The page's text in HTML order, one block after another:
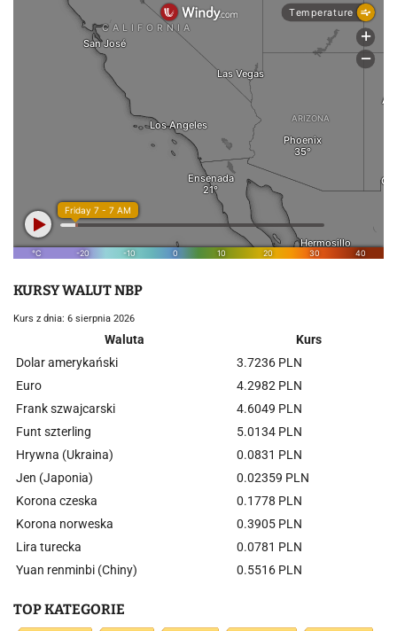
KURSY WALUT NBP
Kurs z dnia: 6 sierpnia 2026
Waluta
Kurs
Dolar amerykański
3.7236 PLN
Euro
4.2982 PLN
Frank szwajcarski
4.6049 PLN
Funt szterling
5.0134 PLN
Hrywna (Ukraina)
0.0831 PLN
Jen (Japonia)
0.02359 PLN
Korona czeska
0.1778 PLN
Korona norweska
0.3905 PLN
Lira turecka
0.0781 PLN
Yuan renminbi (Chiny)
0.5516 PLN
TOP KATEGORIE